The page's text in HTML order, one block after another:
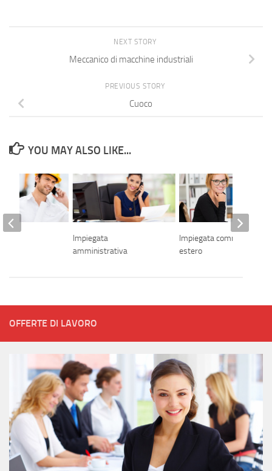
NEXT STORY
Meccanico di macchine industriali
PREVIOUS STORY
Cuoco
YOU MAY ALSO LIKE...
Impiegata
amministrativa
Impiegata commerciale –
estero
OFFERTE DI LAVORO